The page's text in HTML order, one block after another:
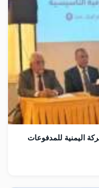
اليمنية للمدفوعات